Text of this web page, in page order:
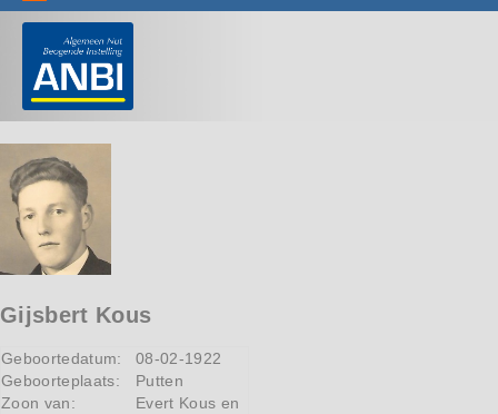
Informatie
Gijsbert Kous
Geboortedatum:
08-02-1922
Geboorteplaats:
Putten
Zoon van:
Evert Kous en